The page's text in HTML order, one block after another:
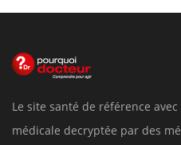
Le site santé de référence
médicale decryptée par des